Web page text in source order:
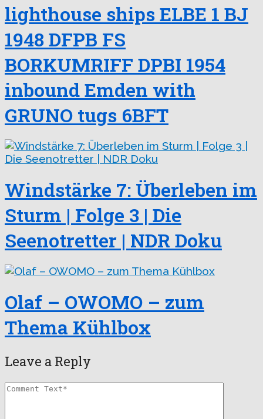
lighthouse ships ELBE 1 BJ
1948 DFPB FS
BORKUMRIFF DPBI 1954
inbound Emden with
GRUNO tugs 6BFT
Windstärke 7: Überleben im
Sturm | Folge 3 | Die
Seenotretter | NDR Doku
Olaf – OWOMO – zum
Thema Kühlbox
Leave a Reply